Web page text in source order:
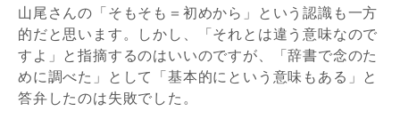
山尾さんの「そもそも＝初めから」という認識も一方
的だと思います。しかし、「それとは違う意味なので
すよ」と指摘するのはいいのですが、「辞書で念のた
めに調べた」として「基本的にという意味もある」と
答弁したのは失敗でした。